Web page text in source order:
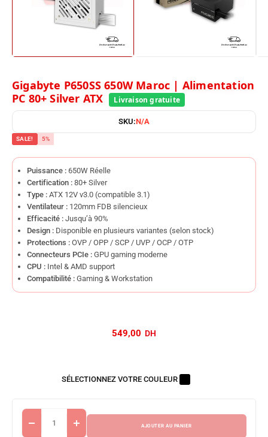
Gigabyte P650SS 650W Maroc | Alimentation
PC 80+ Silver ATX
SKU:N/A
SALE! 5%
Puissance : 650W Réelle
Certification : 80+ Silver
Type : ATX 12V v3.0 (compatible 3.1)
Ventilateur : 120mm FDB silencieux
Efficacité : Jusqu’à 90%
Design : Disponible en plusieurs variantes (selon stock)
Protections : OVP / OPP / SCP / UVP / OCP / OTP
Connecteurs PCIe : GPU gaming moderne
CPU : Intel & AMD support
Compatibilité : Gaming & Workstation
SÉLECTIONNEZ VOTRE COULEUR
AJOUTER AU PANIER